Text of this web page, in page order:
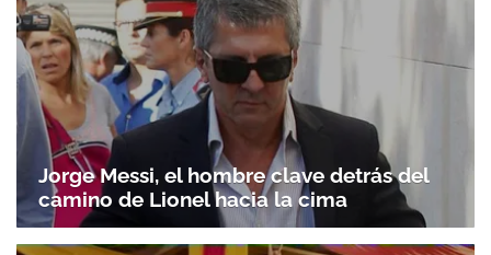
Jorge Messi, el hombre clave detrás del
camino de Lionel hacia la cima